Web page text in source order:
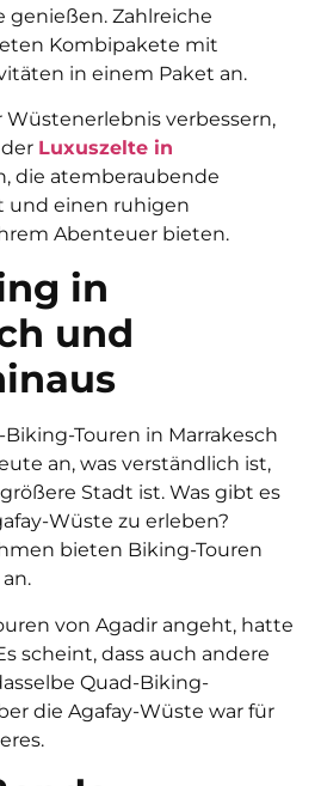
genießen. Zahlreiche
Kombipakete mit
in einem Paket an.
Wüstenerlebnis verbessern,
Luxuszelte in
die atemberaubende
und einen ruhigen
Abenteuer bieten.
in
und
Biking-Touren in Marrakesch
an, was verständlich ist,
Stadt ist. Was gibt es
Wüste zu erleben?
bieten Biking-Touren
von Agadir angeht, hatte
scheint, dass auch andere
Quad-Biking-
die Agafay-Wüste war für